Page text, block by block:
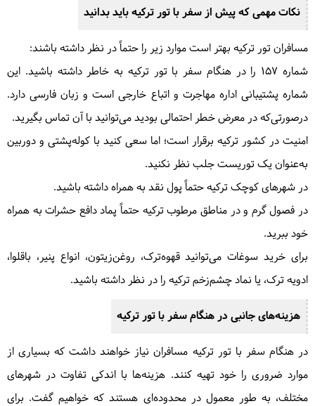
نکات مهمی که پیش از سفر با تور ترکیه باید بدانید
مسافران تور ترکیه بهتر است موارد زیر را حتماً در نظر داشته باشند:
شماره ۱۵۷ را در هنگام سفر با تور ترکیه به خاطر داشته باشید. این
شماره پشتیبانی اداره مهاجرت و اتباع خارجی است و زبان فارسی دارد.
درصورتی‌که در معرض خطر احتمالی بودید می‌توانید با آن تماس بگیرید.
امنیت در کشور ترکیه برقرار است؛ اما سعی کنید با کوله‌پشتی و دوربین
به‌عنوان یک توریست جلب نظر نکنید.
در شهرهای کوچک ترکیه حتماً پول نقد به همراه داشته باشید.
در فصول گرم و در مناطق مرطوب ترکیه حتماً پماد دافع حشرات به همراه
خود ببرید.
برای خرید سوغات می‌توانید قهوه‌ترک، روغن‌زیتون، انواع پنیر، باقلوا،
ادویه ترک، یا نماد چشم‌زخم ترکیه را در نظر داشته باشید.
هزینه‌های جانبی در هنگام سفر با تور ترکیه
در هنگام سفر با تور ترکیه مسافران نیاز خواهند داشت که بسیاری از
موارد ضروری را خود تهیه کنند. هزینه‌ها با اندکی تفاوت در شهرهای
مختلف، به طور معمول در محدوده‌ای هستند که خواهیم گفت. برای